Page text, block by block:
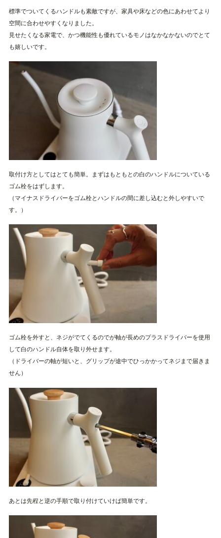
標準でついてくるハンドルも素敵ですが、家具や床などの色にあわせてより
空間に合わせやすくなりました。
見せたくなる家電で、かつ機能性も優れているモノはなかなかないのでとて
も嬉しいです。
取付け方としてはとても簡単。まずはもともとの白のハンドルについている
ゴム栓をはずします。
（マイナスドライバーをゴム栓とハンドルの間に差し込むと外しやすいで
す。）
ゴム栓を外すと、ネジがでてくるのでが軸が長めのプラスドライバーを使用
して白のハンドル自体を取り外せます。
（ドライバーの軸が短いと、グリップが途中でひっかかってネジまで届きま
せん）
あとは先程と逆の手順で取り付けていけば簡単です。